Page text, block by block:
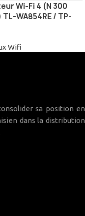
Wi-Fi 4 (N 300
TL-WA854RE / TP-
Wifi
sa position en
dans la distribution